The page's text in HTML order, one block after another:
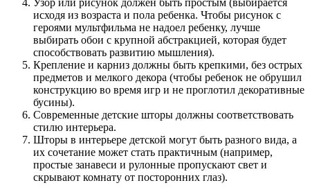
Узор или рисунок должен быть простым (выбирается
исходя из возраста и пола ребенка. Чтобы рисунок с
героями мультфильма не надоел ребенку, лучше
выбирать обои с крупной абстракцией, которая будет
способствовать развитию мышления).
Крепление и карниз должны быть крепкими, без острых
предметов и мелкого декора (чтобы ребенок не обрушил
конструкцию во время игр и не проглотил декоративные
бусины).
Современные детские шторы должны соответствовать
стилю интерьера.
Шторы в интерьере детской могут быть разного вида, а
их сочетание может стать практичным (например,
простые занавеси и рулонные пропускают свет и
скрывают комнату от посторонних глаз).